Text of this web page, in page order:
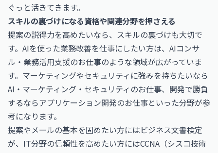
ぐっと活きてきます。
スキルの裏づけになる資格や関連分野を押さえる
提案の説得力を高めたいなら、スキルの裏づけも大切で
す。AIを使った業務改善を仕事にしたい方は、 AIコンサ
ル・業務活用支援のお仕事のような領域が広がっていま
す。マーケティングやセキュリティに強みを持ちたいなら
AI・マーケティング・セキュリティのお仕事、開発で勝負
するならアプリケーション開発のお仕事といった分野が参
考になります。
提案やメールの基本を固めたい方にはビジネス文書検定
が、IT分野の信頼性を高めたい方にはCCNA（シスコ技術